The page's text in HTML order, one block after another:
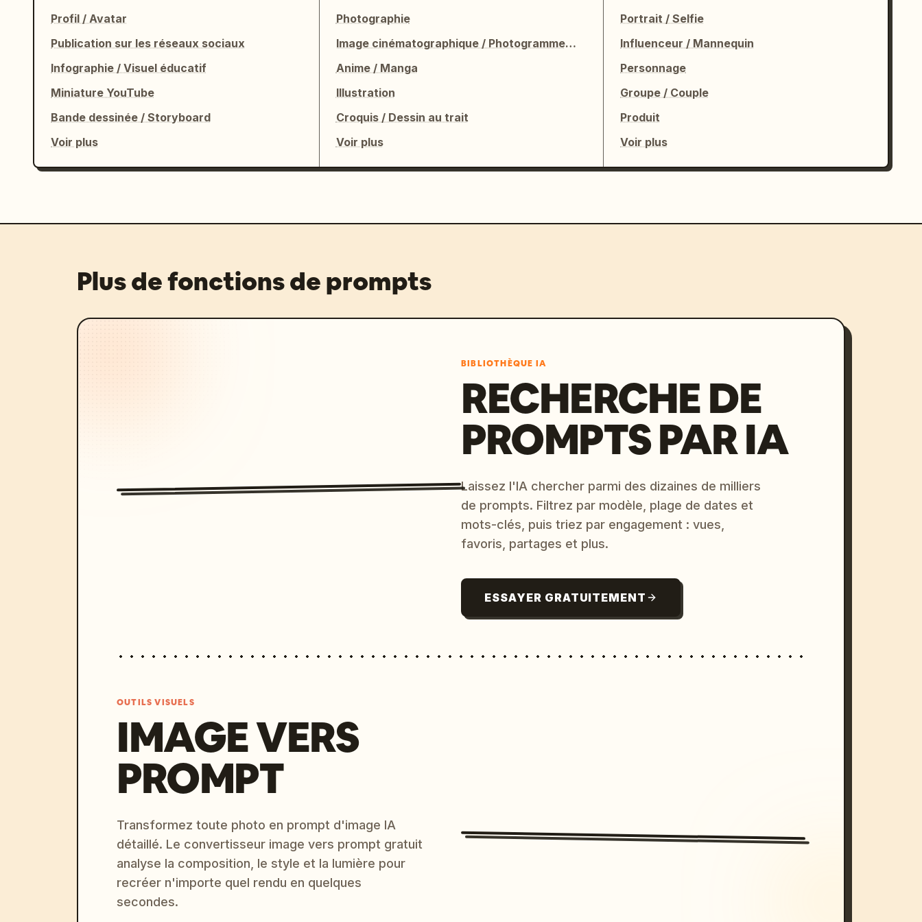
Profil / Avatar
Publication sur les réseaux sociaux
Infographie / Visuel éducatif
Miniature YouTube
Bande dessinée / Storyboard
Voir plus
Photographie
Image cinématographique / Photogramme de film
Anime / Manga
Illustration
Croquis / Dessin au trait
Voir plus
Portrait / Selfie
Influenceur / Mannequin
Personnage
Groupe / Couple
Produit
Voir plus
Plus de fonctions de prompts
BIBLIOTHÈQUE IA
RECHERCHE DE
PROMPTS PAR IA
Laissez l'IA chercher parmi des dizaines de milliers
de prompts. Filtrez par modèle, plage de dates et
mots-clés, puis triez par engagement : vues,
favoris, partages et plus.
ESSAYER GRATUITEMENT
OUTILS VISUELS
IMAGE VERS
PROMPT
Transformez toute photo en prompt d'image IA
détaillé. Le convertisseur image vers prompt gratuit
analyse la composition, le style et la lumière pour
recréer n'importe quel rendu en quelques
secondes.